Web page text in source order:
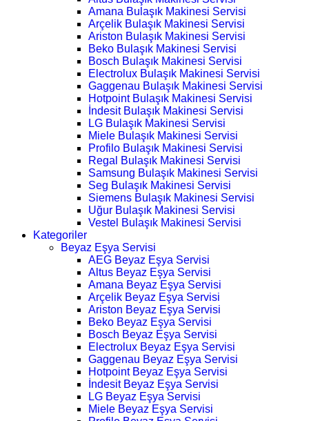
Amana Bulaşık Makinesi Servisi
Arçelik Bulaşık Makinesi Servisi
Ariston Bulaşık Makinesi Servisi
Beko Bulaşık Makinesi Servisi
Bosch Bulaşık Makinesi Servisi
Electrolux Bulaşık Makinesi Servisi
Gaggenau Bulaşık Makinesi Servisi
Hotpoint Bulaşık Makinesi Servisi
İndesit Bulaşık Makinesi Servisi
LG Bulaşık Makinesi Servisi
Miele Bulaşık Makinesi Servisi
Profilo Bulaşık Makinesi Servisi
Regal Bulaşık Makinesi Servisi
Samsung Bulaşık Makinesi Servisi
Seg Bulaşık Makinesi Servisi
Siemens Bulaşık Makinesi Servisi
Uğur Bulaşık Makinesi Servisi
Vestel Bulaşık Makinesi Servisi
Kategoriler
Beyaz Eşya Servisi
AEG Beyaz Eşya Servisi
Altus Beyaz Eşya Servisi
Amana Beyaz Eşya Servisi
Arçelik Beyaz Eşya Servisi
Ariston Beyaz Eşya Servisi
Beko Beyaz Eşya Servisi
Bosch Beyaz Eşya Servisi
Electrolux Beyaz Eşya Servisi
Gaggenau Beyaz Eşya Servisi
Hotpoint Beyaz Eşya Servisi
İndesit Beyaz Eşya Servisi
LG Beyaz Eşya Servisi
Miele Beyaz Eşya Servisi